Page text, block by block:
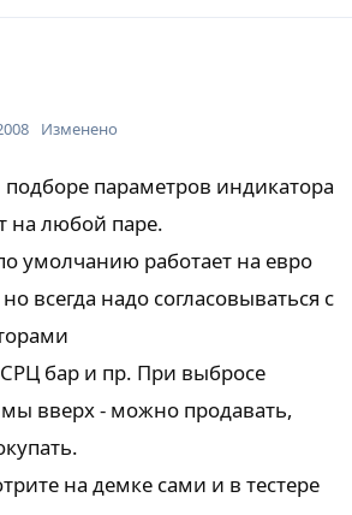
Изменено
параметров индикатора
на любой паре.
умолчанию работает на евро
всегда надо согласовываться с
бар и пр. При выбросе
вверх - можно продавать,
на демке сами и в тестере